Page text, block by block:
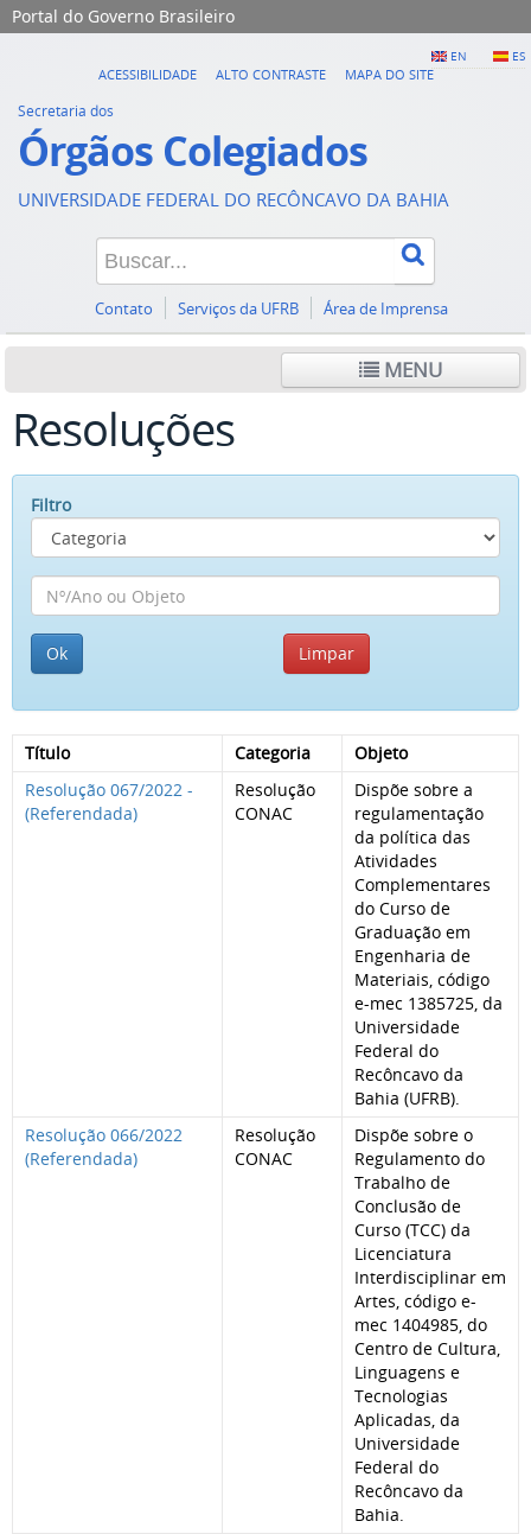
Portal do Governo Brasileiro
EN ES
ACESSIBILIDADE ALTO CONTRASTE MAPA DO SITE
Secretaria dos
Órgãos Colegiados
UNIVERSIDADE FEDERAL DO RECÔNCAVO DA BAHIA
Contato Serviços da UFRB Área de Imprensa
MENU
Resoluções
Filtro
Título Categoria
Objeto
Resolução 067/2022 -
(Referendada)
Resolução
CONAC
Dispõe sobre a
regulamentação
da política das
Atividades
Complementares
do Curso de
Graduação em
Engenharia de
Materiais, código
e-mec 1385725, da
Universidade
Federal do
Recôncavo da
Bahia (UFRB).
Resolução 066/2022
(Referendada)
Resolução
CONAC
Dispõe sobre o
Regulamento do
Trabalho de
Conclusão de
Curso (TCC) da
Licenciatura
Interdisciplinar em
Artes, código e-
mec 1404985, do
Centro de Cultura,
Linguagens e
Tecnologias
Aplicadas, da
Universidade
Federal do
Recôncavo da
Bahia.